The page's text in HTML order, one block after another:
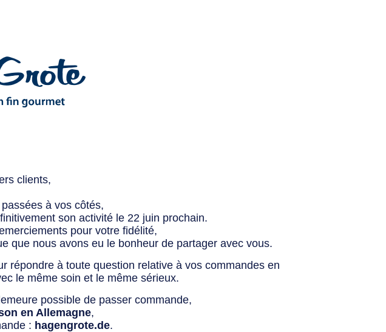
clients,
à vos côtés,
son activité le 22 juin prochain.
pour votre fidélité,
que nous avons eu le bonheur de partager avec vous.
répondre à toute question relative à vos commandes en
le même soin et le même sérieux.
possible de passer commande,
en Allemagne,
: hagengrote.de.